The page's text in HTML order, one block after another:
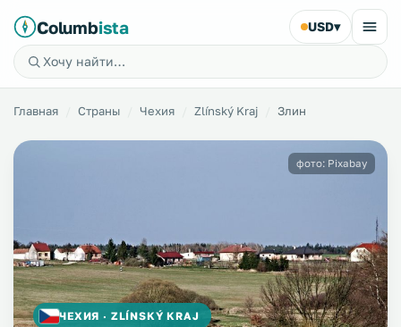
Columbista USD▾
Главная Страны Чехия Zlínský Kraj Злин
ЧЕХИЯ · ZLÍNSKÝ KRAJ
фото: Pixabay